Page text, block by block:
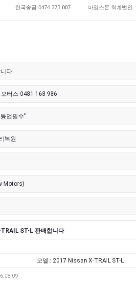
안에 받기! (요리, 페인팅, 용접, 차일드케어 등… 10,747
한국송금 0474 373 007 4,670
마일스톤 회계법인
다.
터스 0481 168 986
업필수"
복원
Motors)
ST-L 판매합니다
모델 : 2017 Nissan X-TRAIL ST-L